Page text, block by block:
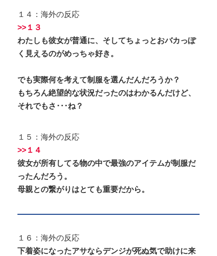
１４：海外の反応
>>１３
わたしも彼女が普通に、そしてちょっとおバカっぽ
く見えるのがめっちゃ好き。
でも実際何を考えて制服を選んだんだろうか？
もちろん絶望的な状況だったのはわかるんだけど、
それでもさ･･･ね？
１５：海外の反応
>>１４
彼女が所有してる物の中で最強のアイテムが制服だ
ったんだろう。
母親との繋がりはとても重要だから。
１６：海外の反応
下着姿になったアサならデンジが死ぬ気で助けに来